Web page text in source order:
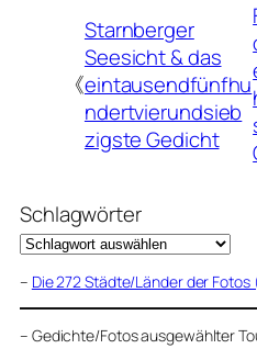
《
Starnberger
Seesicht & das
eintausendfünfhu
ndertvierundsieb
zigste Gedicht
Schlagwörter
– Die 272 Städte/Länder der
– Gedichte/Fotos ausgewählter